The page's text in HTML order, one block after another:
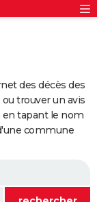
des décès des
trouver un avis
en tapant le nom
commune